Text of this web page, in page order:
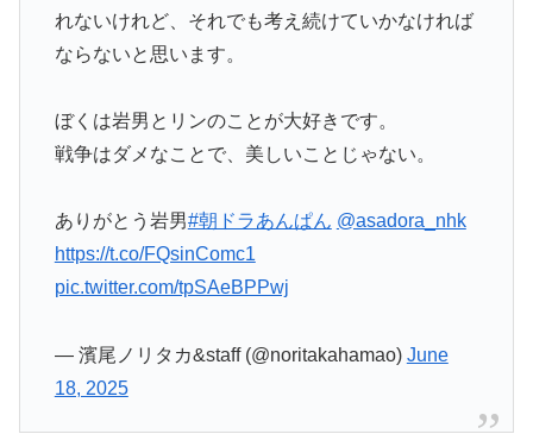
れないけれど、それでも考え続けていかなければ
ならないと思います。
ぼくは岩男とリンのことが大好きです。
戦争はダメなことで、美しいことじゃない。
ありがとう岩男#朝ドラあんぱん @asadora_nhk
https://t.co/FQsinComc1
pic.twitter.com/tpSAeBPPwj
— 濱尾ノリタカ&staff (@noritakahamao) June
18, 2025